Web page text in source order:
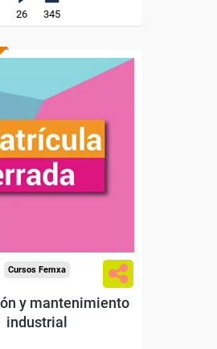
26 345
Cursos Femxa
y mantenimiento
industrial